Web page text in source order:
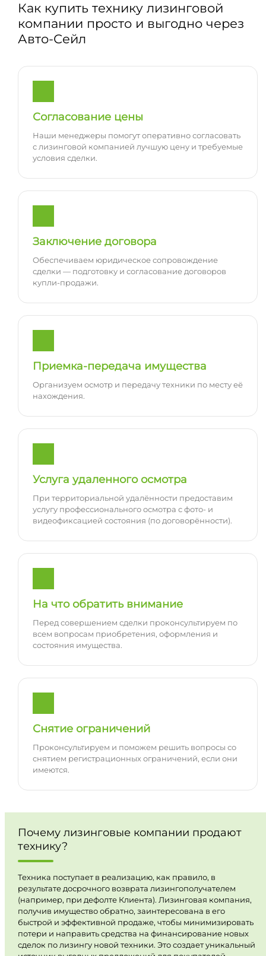
Как купить технику лизинговой
компании просто и выгодно через
Авто-Сейл
Согласование цены
Наши менеджеры помогут оперативно согласовать
с лизинговой компанией лучшую цену и требуемые
условия сделки.
Заключение договора
Обеспечиваем юридическое сопровождение
сделки — подготовку и согласование договоров
купли-продажи.
Приемка-передача имущества
Организуем осмотр и передачу техники по месту её
нахождения.
Услуга удаленного осмотра
При территориальной удалённости предоставим
услугу профессионального осмотра с фото- и
видеофиксацией состояния (по договорённости).
На что обратить внимание
Перед совершением сделки проконсультируем по
всем вопросам приобретения, оформления и
состояния имущества.
Снятие ограничений
Проконсультируем и поможем решить вопросы со
снятием регистрационных ограничений, если они
имеются.
Почему лизинговые компании продают
технику?
Техника поступает в реализацию, как правило, в
результате досрочного возврата лизингополучателем
(например, при дефолте Клиента). Лизинговая компания,
получив имущество обратно, заинтересована в его
быстрой и эффективной продаже, чтобы минимизировать
потери и направить средства на финансирование новых
сделок по лизингу новой техники. Это создает уникальный